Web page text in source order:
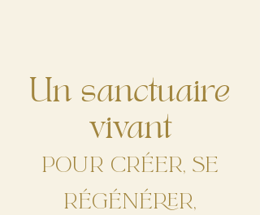
Un sanctuaire
vivant
pour créer, se
régénérer,